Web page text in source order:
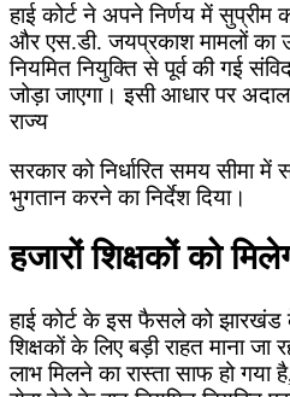
हाई कोर्ट ने अपने निर्णय में सुप्रीम
और एस.डी. जयप्रकाश मामलों का
नियमित नियुक्ति से पूर्व की गई
जोड़ा जाएगा। इसी आधार पर
राज्य
सरकार को निर्धारित समय सीमा में
भुगतान करने का निर्देश दिया।
हजारों शिक्षकों को
हाई कोर्ट के इस फैसले को झारखंड के
शिक्षकों के लिए बड़ी राहत माना
लाभ मिलने का रास्ता साफ हो गया